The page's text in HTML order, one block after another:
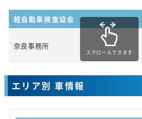
軽自動車検査協会
奈良事務所
スクロールできます
エリア別 車情報